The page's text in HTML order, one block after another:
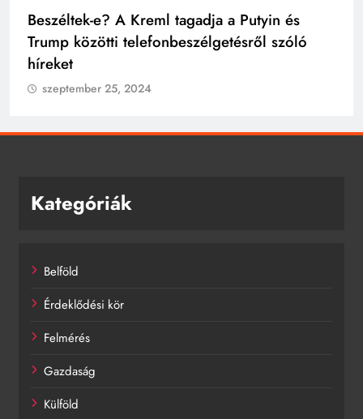
Beszéltek-e? A Kreml tagadja a Putyin és
Trump közötti telefonbeszélgetésről szóló
híreket
szeptember 25, 2024
Kategóriák
Belföld
Érdeklődési kör
Felmérés
Gazdaság
Külföld